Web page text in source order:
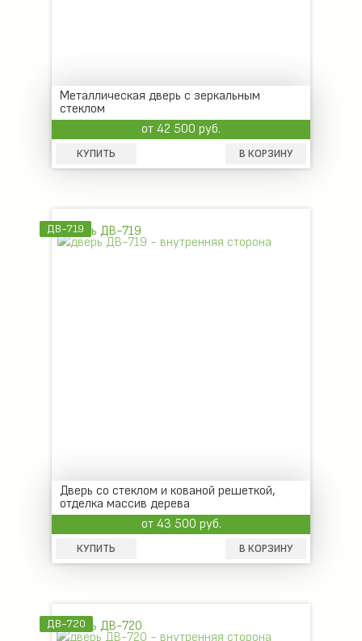
Металлическая дверь с зеркальным
стеклом
от 42 500 руб.
КУПИТЬ В КОРЗИНУ
ДВ-719
Дверь со стеклом и кованой решеткой,
отделка массив дерева
от 43 500 руб.
КУПИТЬ В КОРЗИНУ
ДВ-720